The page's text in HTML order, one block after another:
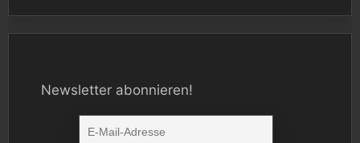
Newsletter abonnieren!